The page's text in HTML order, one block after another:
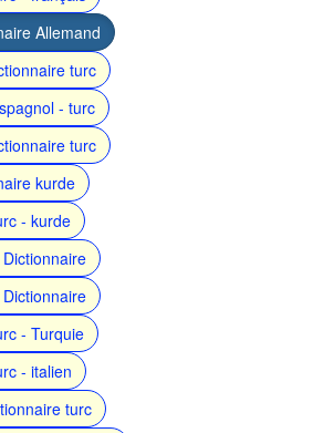
Allemand
turc
- turc
turc
kurde
- kurde
- Turquie
- italien
turc